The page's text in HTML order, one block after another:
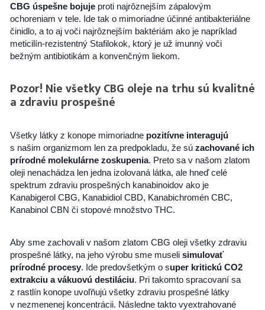
CBG úspešne bojujeproti najrôznejším zápalovým
ochoreniam v tele. Ide tak o mimoriadne účinné antibakteriálne
činidlo, a to aj voči najrôznejším baktériám ako je napríklad
meticilín-rezistentný Stafilokok, ktorý je už imunný voči
bežným antibiotikám a konvenčným liekom.
Pozor! Nie všetky CBG oleje na trhu sú kvalitné
a zdraviu prospešné
Všetky látky z konope mimoriadne pozitívne interagujú
s našim organizmom len za predpokladu, že sú zachované ich
prírodné molekulárne zoskupenia. Preto sa v našom zlatom
oleji nenachádza len jedna izolovaná látka, ale hneď celé
spektrum zdraviu prospešných kanabinoidov ako je
Kanabigerol CBG, Kanabidiol CBD, Kanabichromén CBC,
Kanabinol CBN či stopové množstvo THC.
Aby sme zachovali v našom zlatom CBG oleji všetky zdraviu
prospešné látky, na jeho výrobu sme museli simulovať
prírodné procesy. Ide predovšetkým o super kritickú CO2
extrakciu a vákuovú destiláciu. Pri takomto spracovaní sa
z rastlín konope uvoľňujú všetky zdraviu prospešné látky
v nezmenenej koncentrácii. Následne takto vyextrahované